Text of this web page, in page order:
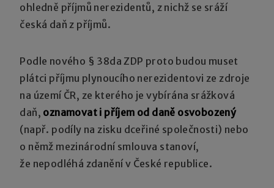
ohledně příjmů nerezidentů, z nichž se sráží
česká daň z příjmů.
Podle nového § 38da ZDP proto budou muset
plátci příjmu plynoucího nerezidentovi ze zdroje
na území ČR, ze kterého je vybírána srážková
daň, oznamovat i příjem od daně osvobozený
(např. podíly na zisku dceřiné společnosti) nebo
o němž mezinárodní smlouva stanoví,
že nepodléhá zdanění v České republice.